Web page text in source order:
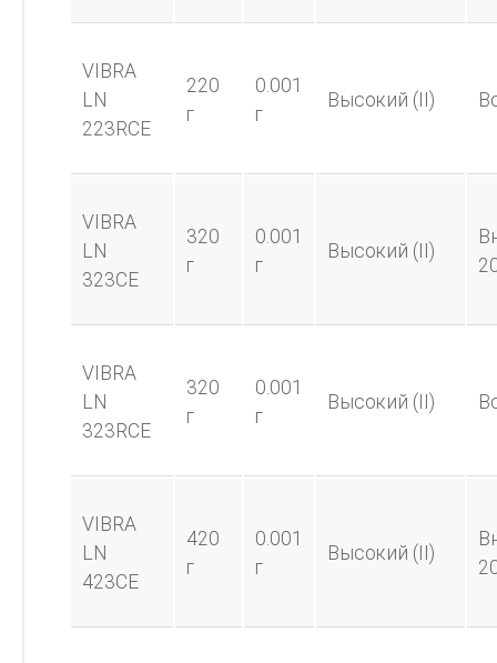
VIBRA
LN
223RCE
220
г
0.001
г
Высокий (II)
VIBRA
LN
323CE
320
г
0.001
г
Высокий (II)
VIBRA
LN
323RCE
320
г
0.001
г
Высокий (II)
VIBRA
LN
423CE
420
г
0.001
г
Высокий (II)